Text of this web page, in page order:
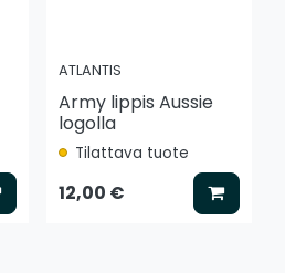
Lisää koriin
ATLANTIS
Army lippis Aussie
logolla
Tilattava tuote
12,00 € Lisää